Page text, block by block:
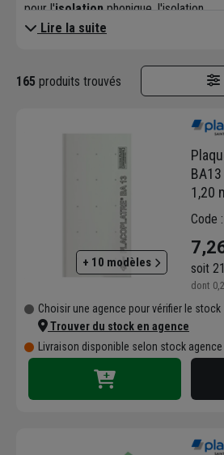
pour l'isolation phonique, l'isolation
thermique ou acoustique, l'aménagement
plafonds,
encore des toitures terrasses, en neuf
non résidentiel (hôpitaux, écoles,
spectacle, cinémas, commerces,
logements collectifs et habitat
Placo® développe également
tous les
nécessaires pour la mise
œuvre (rails, chevilles, fourrures,
enduits de jointoiement, vis...).
Lire la suite
165 produits trouvés
+ 10 modèles
1,20
Code
soit
dont
Choisir une agence pour vérifier le stock
Trouver du stock en agence
Livraison disponible selon stock agence